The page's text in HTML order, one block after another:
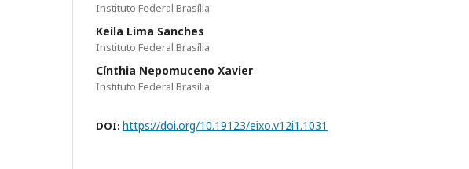
Instituto Federal Brasília
Keila Lima Sanches
Instituto Federal Brasília
Cínthia Nepomuceno Xavier
Instituto Federal Brasília
DOI: https://doi.org/10.19123/eixo.v12i1.1031